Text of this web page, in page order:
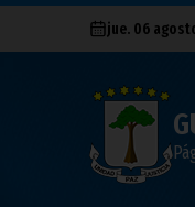
jue. 06